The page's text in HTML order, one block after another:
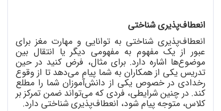
انعطافپذیری شناختی
انعطافپذیری شناختی به توانایی و مهارت مغز برای
عبور از یک مفهوم به مفهومی دیگر یا انتقال بین
موضوعها اشاره دارد. برای مثال، فرض کنید در حین
تدریس یکی از همکاران به شما پیام میدهد تا از وقوع
رخدادی در خصوص یکی از دانشآموزان شما را مطلع
کند. در چنین شرایطی، فردی که میتواند ضمن تمرکز بر
کلاس، متوجه پیام شود، انعطافپذیری شناختی دارد.